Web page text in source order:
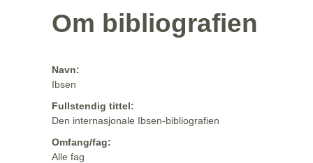
Om bibliografien
Navn:
Ibsen
Fullstendig tittel:
Den internasjonale Ibsen-bibliografien
Omfang/fag:
Alle fag